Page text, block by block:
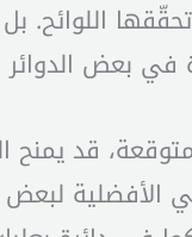
اللوائح.
في بعض الدوائر
قد يمنح
الأفضلية